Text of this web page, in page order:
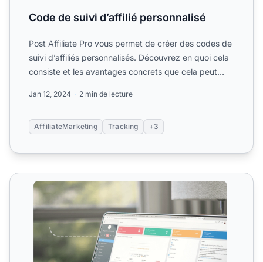
Code de suivi d’affilié personnalisé
Post Affiliate Pro vous permet de créer des codes de
suivi d’affiliés personnalisés. Découvrez en quoi cela
consiste et les avantages concrets que cela peut
Jan 12, 2024 2 min de lecture
AffiliateMarketing Tracking +3
Suivi des SubID/Canaux publicitaires